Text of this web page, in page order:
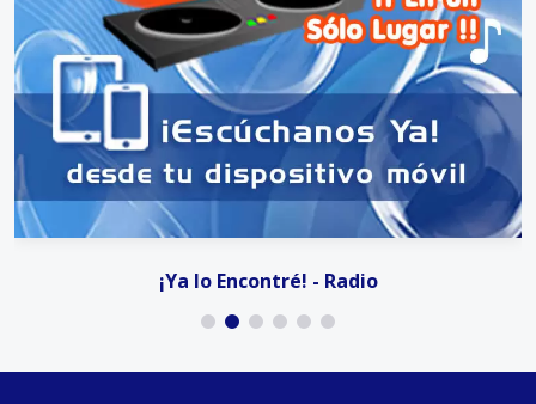
¡Ya lo Encontré! - Radio